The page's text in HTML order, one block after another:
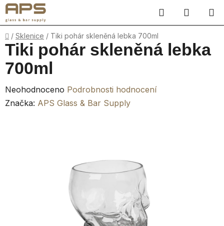
Přejít
na
obsah
Hledat
KOŠÍK
Domů
/ Sklenice / Tiki pohár skleněná lebka 700ml
Tiki pohár skleněná lebka
700ml
Průměrné
hodnocení
Neohodnoceno Podrobnosti hodnocení
Značka: APS Glass & Bar Supply